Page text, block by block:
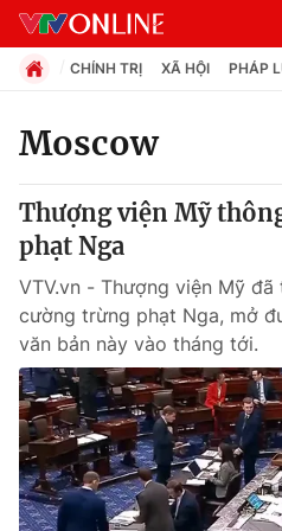
Chuyên mục
Chính trị
Xã hội
Pháp luật
Y tế
Thế giới
CHÍNH TRỊ XÃ HỘI PHÁP
Moscow
Thượng viện Mỹ
phạt Nga
VTV.vn - Thượng viện Mỹ
cường trừng phạt Nga, mở
văn bản này vào tháng tới.